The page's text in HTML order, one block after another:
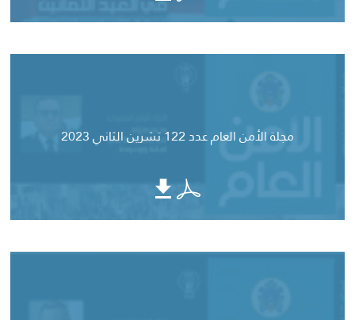
مجلة الأمن العام عدد 122 تشرين الثاني 2023